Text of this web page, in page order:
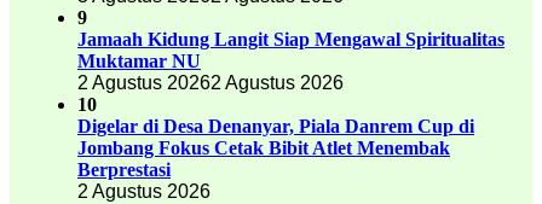
9
Jamaah Kidung Langit Siap Mengawal Spiritualitas
Muktamar NU
2 Agustus 20262 Agustus 2026
10
Digelar di Desa Denanyar, Piala Danrem Cup di
Jombang Fokus Cetak Bibit Atlet Menembak
Berprestasi
2 Agustus 2026